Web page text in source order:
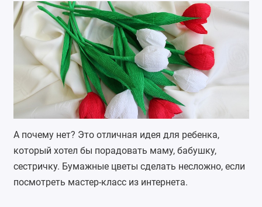
А почему нет? Это отличная идея для ребенка,
который хотел бы порадовать маму, бабушку,
сестричку. Бумажные цветы сделать несложно, если
посмотреть мастер-класс из интернета.